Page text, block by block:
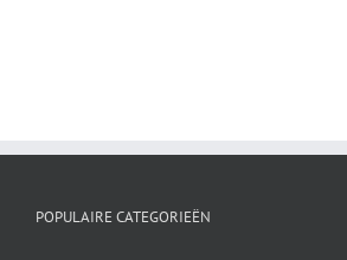
POPULAIRE CATEGORIEËN